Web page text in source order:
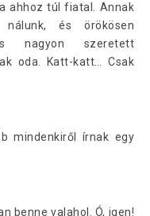
ahhoz túl fiatal. Annak
és örökösen
nagyon szeretett
oda. Katt-katt… Csak
mindenkiről írnak egy
benne valahol. Ó, igen!